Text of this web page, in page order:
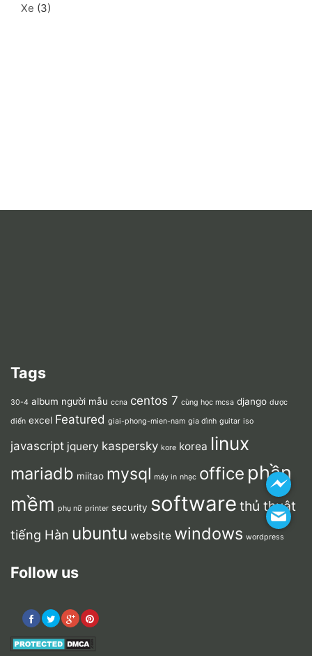
Xe (3)
Tags
30-4 album người mẫu ccna centos 7 cùng học mcsa django dược
điển excel Featured giai-phong-mien-nam gia đình guitar iso
javascript jquery kaspersky kore korea linux
mariadb miitao mysql máy in nhạc office phần
mềm phụ nữ printer security software thủ thuật
tiếng Hàn ubuntu website windows wordpress
Follow us